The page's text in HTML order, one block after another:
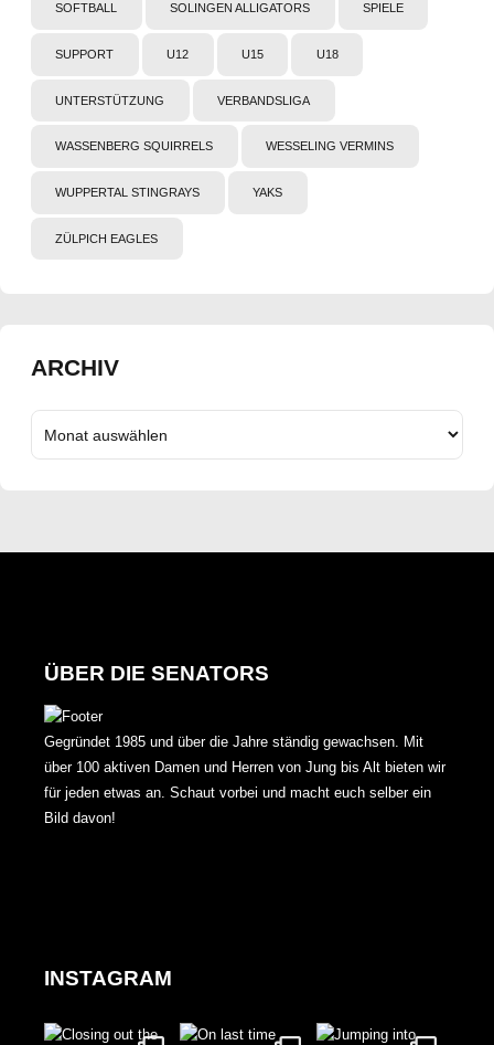
SOFTBALL SOLINGEN ALLIGATORS SPIELE
SUPPORT U12 U15 U18
UNTERSTÜTZUNG VERBANDSLIGA
WASSENBERG SQUIRRELS WESSELING VERMINS
WUPPERTAL STINGRAYS YAKS
ZÜLPICH EAGLES
ARCHIV
ÜBER DIE SENATORS
Gegründet 1985 und über die Jahre ständig gewachsen. Mit
über 100 aktiven Damen und Herren von Jung bis Alt bieten wir
für jeden etwas an. Schaut vorbei und macht euch selber ein
Bild davon!
INSTAGRAM